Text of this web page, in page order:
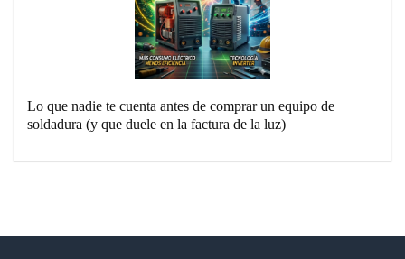
Lo que nadie te cuenta antes de comprar un equipo de
soldadura (y que duele en la factura de la luz)